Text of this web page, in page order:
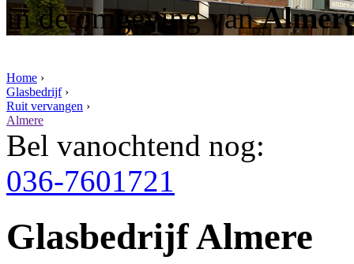
in de omgeving van
Home ›
Glasbedrijf›
Ruit vervangen ›
Almere
Bel vanochtend nog:
036-7601721
Glasbedrijf Almere